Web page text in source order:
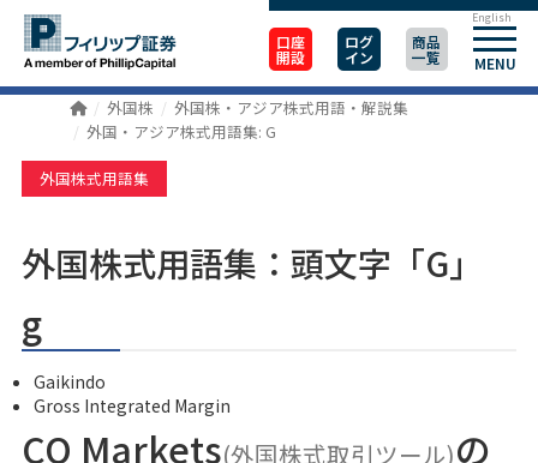
口座
開設
ログ
イン
商品
一覧 MENU
English
外国株
外国株・アジア株式用語・解説集
外国・アジア株式用語集: G
外国株式用語集
外国株式用語集：頭文字「G」
g
Gaikindo
Gross Integrated Margin
CQ Markets(外国株式取引ツール)の